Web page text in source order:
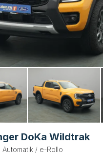
DoKa Wildtrak
Automatik / e-Rollo